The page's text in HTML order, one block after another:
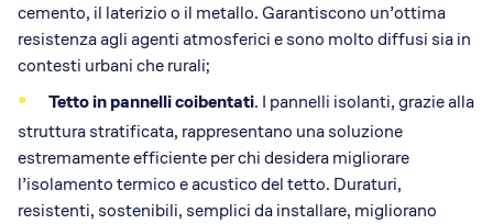
cemento, il laterizio o il metallo. Garantiscono un’ottima
resistenza agli agenti atmosferici e sono molto diffusi sia in
contesti urbani che rurali;
Tetto in pannelli coibentati. I pannelli isolanti, grazie alla
struttura stratificata, rappresentano una soluzione
estremamente efficiente per chi desidera migliorare
l’isolamento termico e acustico del tetto. Duraturi,
resistenti, sostenibili, semplici da installare, migliorano